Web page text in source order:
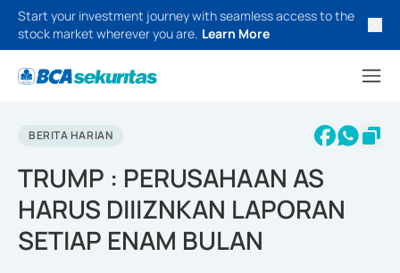
Start your investment journey with seamless access to the
stock market wherever you are. Learn More
BERITA HARIAN
TRUMP : PERUSAHAAN AS
HARUS DIIIZNKAN LAPORAN
SETIAP ENAM BULAN